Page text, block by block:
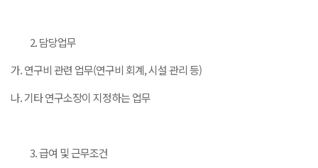
담당업무
가. 연구비 관련 업무(연구비 회계, 시설 관리 등)
나. 기타 연구소장이 지정하는 업무
급여 및 근무조건